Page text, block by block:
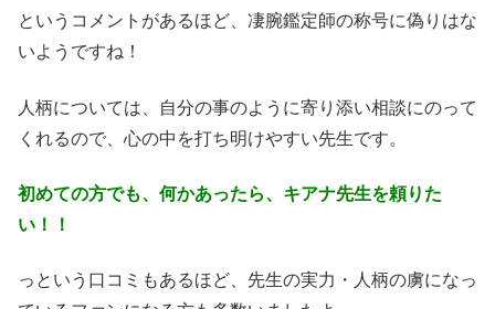
というコメントがあるほど、凄腕鑑定師の称号に偽りはな
いようですね！
人柄については、自分の事のように寄り添い相談にのって
くれるので、心の中を打ち明けやすい先生です。
初めての方でも、何かあったら、キアナ先生を頼りた
い！！
っという口コミもあるほど、先生の実力・人柄の虜になっ